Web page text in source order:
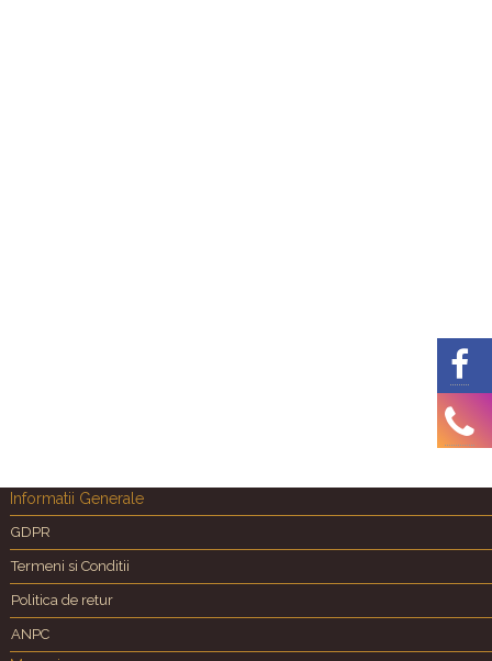
Informatii Generale
GDPR
Termeni si Conditii
Politica de retur
ANPC